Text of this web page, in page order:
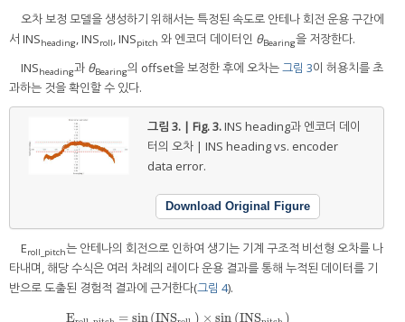
오차 보정 모델을 생성하기 위해서는 특정된 속도로 안테나 회전 운용 구간에
서 INSheading, INSroll, INSpitch 와 엔코더 데이터인 θBearing을 저장한다.
INSheading과 θBearing의 offset을 보정한 후에 오차는그림 3이 허용치를 초
과하는 것을 확인할 수 있다.
그림 3. | Fig. 3.INS heading과 엔코더 데이
터의 오차 | INS heading vs. encoder
data error.
Download Original Figure
Eroll_pitch는 안테나의 회전으로 인하여 생기는 기계 구조적 비선형 오차를 나
타내며, 해당 수식은 여러 차례의 레이다 운용 결과를 통해 누적된 데이터를 기
반으로 도출된 경험적 결과에 근거한다(그림 4).
E = sin(INS ) × sin (INS )
Eroll_pitch=sinINSroll ×sinINSpitch